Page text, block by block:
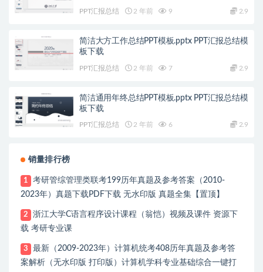
PPT汇报总结 2 年前 9 2.9
简洁大方工作总结PPT模板.pptx PPT汇报总结模
板下载
PPT汇报总结 2 年前 7 2.9
简洁通用年终总结PPT模板.pptx PPT汇报总结模
板下载
PPT汇报总结 2 年前 6 2.9
销量排行榜
1
考研管综管理类联考199历年真题及参考答案（2010-
2023年）真题下载PDF下载 无水印版 真题全集【置顶】
2
浙江大学C语言程序设计课程（翁恺）视频及课件 资源下
载 考研专业课
3
最新（2009-2023年）计算机统考408历年真题及参考答
案解析（无水印版 打印版）计算机学科专业基础综合一键打